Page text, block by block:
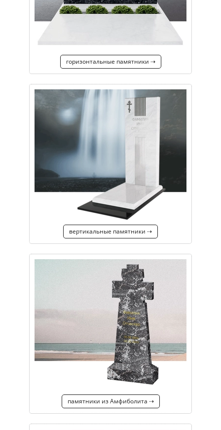
горизонтальные памятники ⇢
вертикальные памятники ⇢
памятники из Амфиболита ⇢